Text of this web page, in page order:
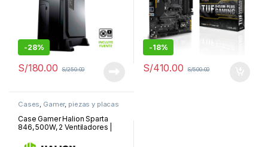
-28%
S/180.00 S/250.00
-18%
S/410.00 S/500.00
Cases, Gamer, piezas y placas
Case Gamer Halion Sparta
846, 500W, 2 Ventiladores |